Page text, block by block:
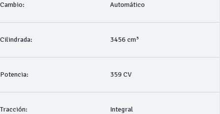
Cambio: Automático
Cilindrada: 3456 cm³
Potencia: 359 CV
Tracción: Integral